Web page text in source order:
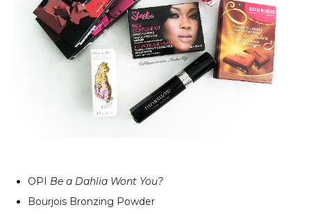
OPI Be a Dahlia Wont You?
Bourjois Bronzing Powder